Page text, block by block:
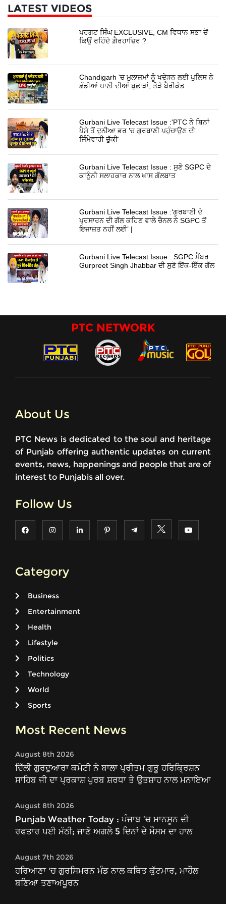
LATEST VIDEOS
ਪਰਗਟ ਸਿੰਘ EXCLUSIVE, CM ਵਿਧਾਨ ਸਭਾ ਚੋਂ
ਕਿਉਂ ਰਹਿੰਦੇ ਗ਼ੈਰਹਾਜ਼ਿਰ ?
Chandigarh 'ਚ ਮੁਲਾਜ਼ਮਾਂ ਨੂੰ ਖਦੇੜਨ ਲਈ ਪੁਲਿਸ ਨੇ
ਛੱਡੀਆਂ ਪਾਣੀ ਦੀਆਂ ਬੁਛਾੜਾਂ, ਤੋੜੇ ਬੈਰੀਕੇਡ
Gurbani Live Telecast Issue :'PTC ਨੇ ਬਿਨਾਂ
ਪੈਸੇ ਤੋਂ ਦੁਨੀਆ ਭਰ ’ਚ ਗੁਰਬਾਣੀ ਪਹੁੰਚਾਉਣ ਦੀ
ਜਿੰਮੇਵਾਰੀ ਚੁੱਕੀ’
Gurbani Live Telecast Issue : ਸੁਣੋ SGPC ਦੇ
ਕਾਨੂੰਨੀ ਸਲਾਹਕਾਰ ਨਾਲ ਖਾਸ ਗੱਲਬਾਤ
Gurbani Live Telecast Issue :‘ਗੁਰਬਾਣੀ ਦੇ
ਪ੍ਰਸਾਰਨ ਦੀ ਗੱਲ ਕਹਿਣ ਵਾਲੇ ਚੈਨਲ ਨੇ SGPC ਤੋਂ
ਇਜਾਜ਼ਤ ਨਹੀਂ ਲਈ’ |
Gurbani Live Telecast Issue : SGPC ਮੈਂਬਰ
Gurpreet Singh Jhabbar ਦੀ ਸੁਣੋ ਇੱਕ-ਇੱਕ ਗੱਲ
PTC NETWORK
About Us
PTC News is dedicated to the soul and heritage
of Punjab offering authentic updates on current
events, news, happenings and people that are of
interest to Punjabis all over.
Follow Us
Category
Business
Entertainment
Health
Lifestyle
Politics
Technology
World
Sports
Most Recent News
August 8th 2026
ਦਿੱਲੀ ਗੁਰਦੁਆਰਾ ਕਮੇਟੀ ਨੇ ਬਾਲਾ ਪ੍ਰੀਤਮ ਗੁਰੂ ਹਰਿਕ੍ਰਿਸ਼ਨ
ਸਾਹਿਬ ਜੀ ਦਾ ਪ੍ਰਕਾਸ਼ ਪੁਰਬ ਸ਼ਰਧਾ ਤੇ ਉਤਸ਼ਾਹ ਨਾਲ ਮਨਾਇਆ
August 8th 2026
Punjab Weather Today : ਪੰਜਾਬ ’ਚ ਮਾਨਸੂਨ ਦੀ
ਰਫਤਾਰ ਪਈ ਮੱਠੀ; ਜਾਣੋ ਅਗਲੇ 5 ਦਿਨਾਂ ਦੇ ਮੌਸਮ ਦਾ ਹਾਲ
August 7th 2026
ਹਰਿਆਣਾ 'ਚ ਗੁਰਸਿਮਰਨ ਮੰਡ ਨਾਲ ਕਥਿਤ ਕੁੱਟਮਾਰ, ਮਾਹੌਲ
ਬਣਿਆ ਤਣਾਅਪੂਰਨ